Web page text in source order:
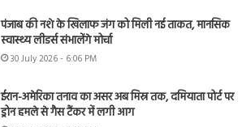
पंजाब की नशे के खिलाफ जंग को मिली नई ताकत, मानसिक
स्वास्थ्य लीडर्स संभालेंगे मोर्चा
30 July 2026 - 6:06 PM
ईरान-अमेरिका तनाव का असर अब मिस्र तक, दमियाता पोर्ट पर
ड्रोन हमले से गैस टैंकर में लगी आग